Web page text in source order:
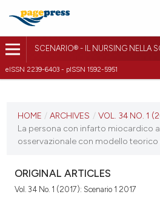
SCENARIO® - IL NURSING NELLA
eISSN 2239-6403 - pISSN 1592-5951
VOL. 34 NO. 1 (2017)
HOME / ARCHIVES / VOL. 34 NO. 1
La persona con infarto miocardico
osservazionale con modello teorico
ORIGINAL ARTICLES
Vol. 34 No. 1 (2017): Scenario 1 2017